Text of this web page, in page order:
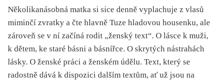
Několikanásobná matka si sice denně vyplachuje z vlasů
miminčí zvratky a čte hlavně Tuze hladovou housenku, ale
zároveň se v ní začíná rodit „ženský text“. O lásce k muži,
k dětem, ke staré básni a básnířce. O skrytých nástrahách
lásky. O ženské práci a ženském údělu. Text, který se
radostně dává k dispozici dalším textům, ať už jsou na